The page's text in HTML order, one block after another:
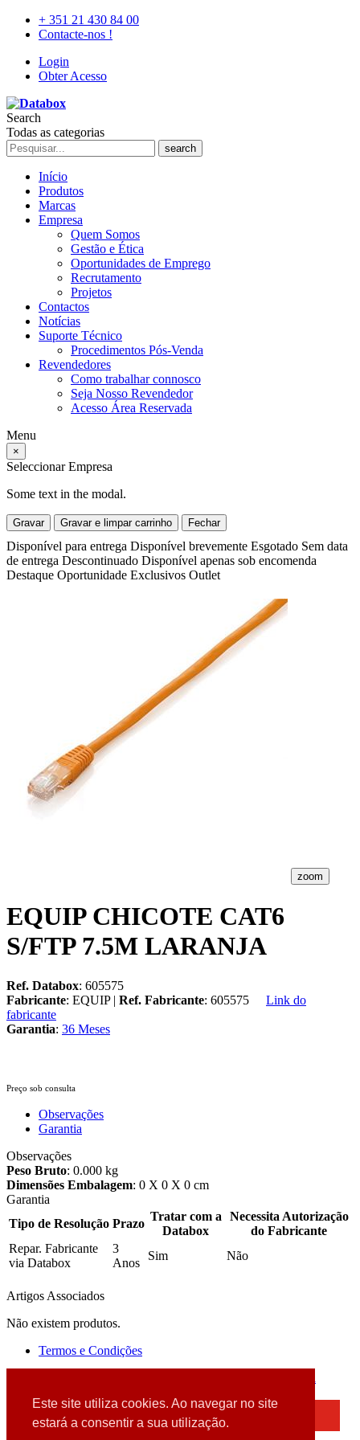
Este site utiliza cookies. Ao navegar no site
estará a consentir a sua utilização.
+ 351 21 430 84 00
Contacte-nos !
Login
Obter Acesso
Search
Todas as categorias
search
Início
Produtos
Marcas
Empresa
Quem Somos
Gestão e Ética
Oportunidades de Emprego
Recrutamento
Projetos
Contactos
Notícias
Suporte Técnico
Procedimentos Pós-Venda
Revendedores
Como trabalhar connosco
Seja Nosso Revendedor
Acesso Área Reservada
Menu
×
Seleccionar Empresa
Some text in the modal.
Gravar Gravar e limpar carrinho Fechar
Disponível para entrega Disponível brevemente Esgotado Sem data
de entrega Descontinuado Disponível apenas sob encomenda
Destaque Oportunidade Exclusivos Outlet
zoom
EQUIP CHICOTE CAT6
S/FTP 7.5M LARANJA
Ref. Databox: 605575
Fabricante: EQUIP | Ref. Fabricante: 605575
Link do
fabricante
Garantia: 36 Meses
Preço sob consulta
Observações
Garantia
Observações
Peso Bruto: 0.000 kg
Dimensões Embalagem: 0 X 0 X 0 cm
Garantia
Tipo de Resolução Prazo
Tratar com a
Databox
Necessita Autorização
do Fabricante
Repar. Fabricante
via Databox
3
Anos
Sim Não
Artigos Associados
Não existem produtos.
Termos e Condições
Detectamos que está a usar um browser desatualizado